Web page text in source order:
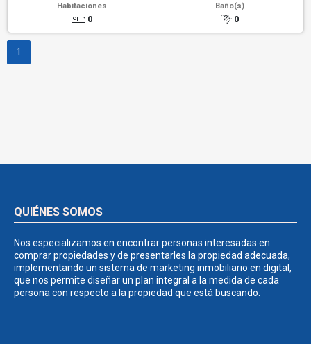
Habitaciones
0
Baño(s)
0
1
QUIÉNES SOMOS
Nos especializamos en encontrar personas interesadas en
comprar propiedades y de presentarles la propiedad adecuada,
implementando un sistema de marketing inmobiliario en digital,
que nos permite diseñar un plan integral a la medida de cada
persona con respecto a la propiedad que está buscando.